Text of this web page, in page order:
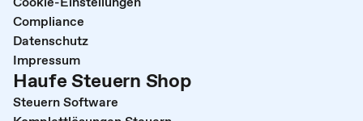
Compliance
Datenschutz
Impressum
Haufe Steuern Shop
Steuern Software